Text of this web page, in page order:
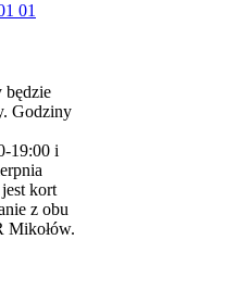
będzie
Godziny
19:00 i
kort
z obu
Mikołów.